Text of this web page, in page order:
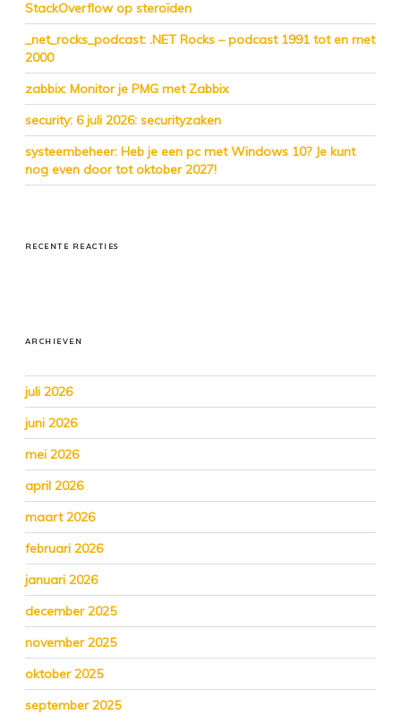
StackOverflow op steroïden
_net_rocks_podcast: .NET Rocks – podcast 1991 tot en met
2000
zabbix: Monitor je PMG met Zabbix
security: 6 juli 2026: securityzaken
systeembeheer: Heb je een pc met Windows 10? Je kunt
nog even door tot oktober 2027!
RECENTE REACTIES
ARCHIEVEN
juli 2026
juni 2026
mei 2026
april 2026
maart 2026
februari 2026
januari 2026
december 2025
november 2025
oktober 2025
september 2025